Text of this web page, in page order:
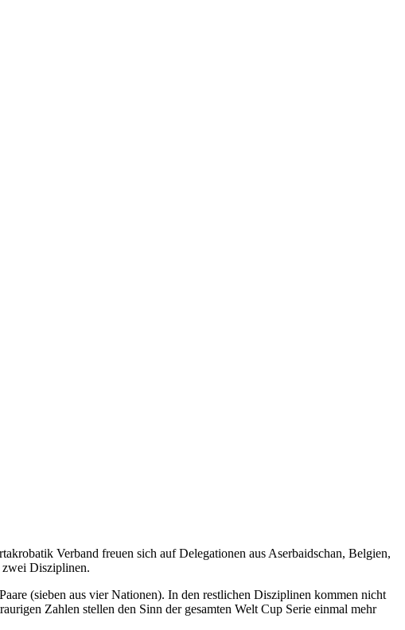
Verband freuen sich auf Delegationen aus Aserbaidschan, Belgien,
zwei Disziplinen.
(sieben aus vier Nationen). In den restlichen Disziplinen kommen nicht
Zahlen stellen den Sinn der gesamten Welt Cup Serie einmal mehr